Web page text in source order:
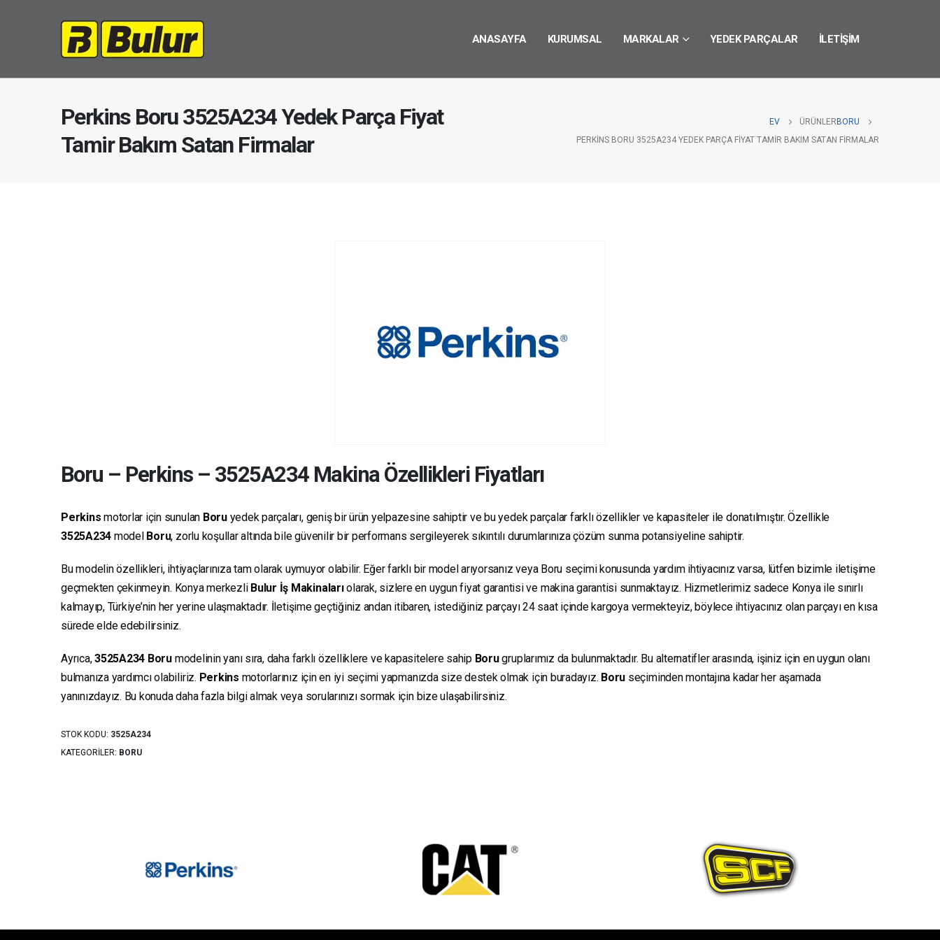
ANASAYFA KURUMSAL MARKALAR YEDEK PARÇALAR İLETIŞIM
Perkins Boru 3525A234 Yedek Parça Fiyat
Tamir Bakım Satan Firmalar
EV ÜRÜNLER BORU
PERKINS BORU 3525A234 YEDEK PARÇA FIYAT TAMIR BAKIM SATAN FIRMALAR
Boru – Perkins– 3525A234Makina Özellikleri Fiyatları
Perkins motorlar için sunulan Boruyedek parçaları, geniş bir ürün yelpazesine sahiptir ve bu yedek parçalar farklı özellikler ve kapasiteler ile donatılmıştır. Özellikle
3525A234 model Boru, zorlu koşullar altında bile güvenilir bir performans sergileyerek sıkıntılı durumlarınıza çözüm sunma potansiyeline sahiptir.
Bu modelin özellikleri, ihtiyaçlarınıza tam olarak uymuyor olabilir. Eğer farklı bir model arıyorsanız veya Boru seçimi konusunda yardım ihtiyacınız varsa, lütfen bizimle iletişime
geçmekten çekinmeyin. Konya merkezli Bulur İş Makinalarıolarak, sizlere en uygun fiyat garantisi ve makina garantisi sunmaktayız. Hizmetlerimiz sadece Konya ile sınırlı
kalmayıp, Türkiye’nin her yerine ulaşmaktadır. İletişime geçtiğiniz andan itibaren, istediğiniz parçayı 24 saat içinde kargoya vermekteyiz, böylece ihtiyacınız olan parçayı en kısa
sürede elde edebilirsiniz.
Ayrıca,3525A234 Boru modelinin yanı sıra, daha farklı özelliklere ve kapasitelere sahip Borugruplarımız da bulunmaktadır. Bu alternatifler arasında, işiniz için en uygun olanı
bulmanıza yardımcı olabiliriz. Perkins motorlarınız için en iyi seçimi yapmanızda size destek olmak için buradayız. Boru seçiminden montajına kadar her aşamada
yanınızdayız. Bu konuda daha fazla bilgi almak veya sorularınızı sormak için bize ulaşabilirsiniz.
STOK KODU: 3525A234
KATEGORILER: BORU